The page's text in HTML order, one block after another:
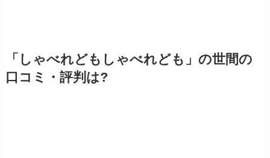
「しゃべれどもしゃべれども」の世間の
口コミ・評判は?